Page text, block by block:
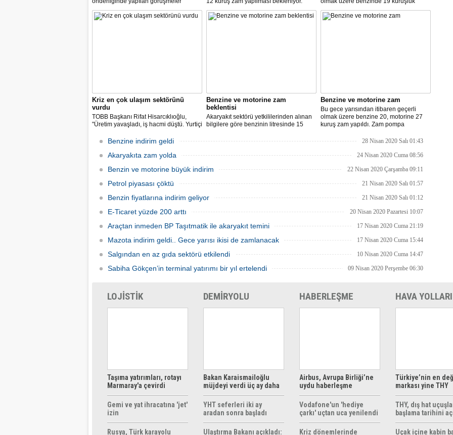
sonucunda, dağıtım masraf
paylarımızdan fedakârlık ederek
indirim gerçekleşti.
Kriz en çok ulaşım sektörünü
vurdu
TOBB Başkanı Rifat Hisarcıklıoğlu,
"Üretim yavaşladı, iş hacmi düştü. Yurtiçi
sınırları kapattı, ihracat yavaşladı,
mallarımızı taşıyamaz hale geldik" dedi.
Benzine ve motorine zam
beklentisi
Akaryakıt sektörü yetkililerinden alınan
bilgilere göre benzinin litresinde 15
zam yapılması bekleniyor.
Benzine ve motorine zam
Bu gece yarısından itibaren geçerli
olmak üzere benzine 20, motorine 27
kuruş zam yapıldı. Zam pompa
Benzine indirim geldi 28 Nisan 2020 Salı 01:43
Akaryakıta zam yolda 24 Nisan 2020 Cuma 08:56
Benzin ve motorine büyük indirim 22 Nisan 2020 Çarşamba 09:11
Petrol piyasası çöktü 21 Nisan 2020 Salı 01:57
Benzin fiyatlarına indirim geliyor 21 Nisan 2020 Salı 01:12
E-Ticaret yüzde 200 arttı 20 Nisan 2020 Pazartesi 10:07
Araçtan inmeden BP Taşıtmatik ile akaryakıt temini 17 Nisan 2020 Cuma 21:19
Mazota indirim geldi.. Gece yarısı ikisi de zamlanacak 17 Nisan 2020 Cuma 15:44
Salgından en az gıda sektörü etkilendi 10 Nisan 2020 Cuma 14:47
Sabiha Gökçen’in terminal yatırımı bir yıl ertelendi 09 Nisan 2020 Perşembe 06:30
LOJİSTİK
Taşıma yatırımları, rotayı
Marmaray'a çevirdi
Gemi ve yat ihracatına 'jet'
izin
Rusya, Türk karayolu
DEMİRYOLU
Bakan Karaismailoğlu
müjdeyi verdi üç ay daha
ücretsiz
YHT seferleri iki ay
aradan sonra başladı
Ulaştırma Bakanı açıkladı:
HABERLEŞME
Airbus, Avrupa Birliği’ne
uydu haberleşme
çözümleri sunuyor
Vodafone'un 'hediye
çarkı' uçtan uca yenilendi
Kriz dönemlerinde
HAVA YOLLARI
Türkiye’nin en
markası yine THY
THY, dış hat
başlama tarihini
Uçak içine kabin